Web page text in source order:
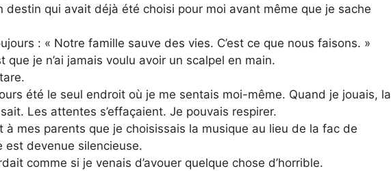
destin qui avait déjà été choisi pour moi avant même que je sache
: « Notre famille sauve des vies. C’est ce que nous faisons. »
que je n’ai jamais voulu avoir un scalpel en main.
été le seul endroit où je me sentais moi-même. Quand je jouais, la
Les attentes s’effaçaient. Je pouvais respirer.
à mes parents que je choisissais la musique au lieu de la fac de
est devenue silencieuse.
comme si je venais d’avouer quelque chose d’horrible.